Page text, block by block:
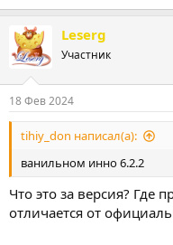
Leserg
Участник
18 Фев 2024
tihiy_don написал(а):
ванильном инно 6.2.2
Что это за версия? Где
отличается от